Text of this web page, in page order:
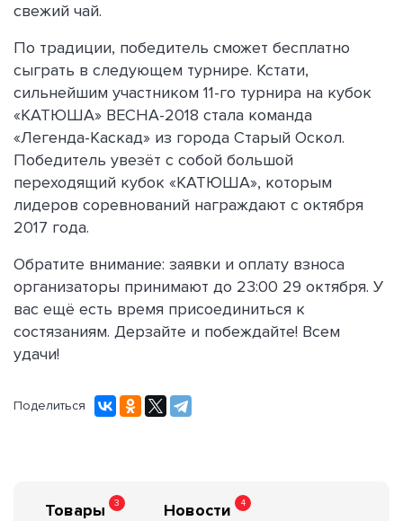
свежий чай.
По традиции, победитель сможет бесплатно
сыграть в следующем турнире. Кстати,
сильнейшим участником 11-го турнира на кубок
«КАТЮША» ВЕСНА-2018 стала команда
«Легенда-Каскад» из города Старый Оскол.
Победитель увезёт с собой большой
переходящий кубок «КАТЮША», которым
лидеров соревнований награждают с октября
2017 года.
Обратите внимание: заявки и оплату взноса
организаторы принимают до 23:00 29 октября. У
вас ещё есть время присоединиться к
состязаниям. Дерзайте и побеждайте! Всем
удачи!
Поделиться
Товары 3 Новости 4